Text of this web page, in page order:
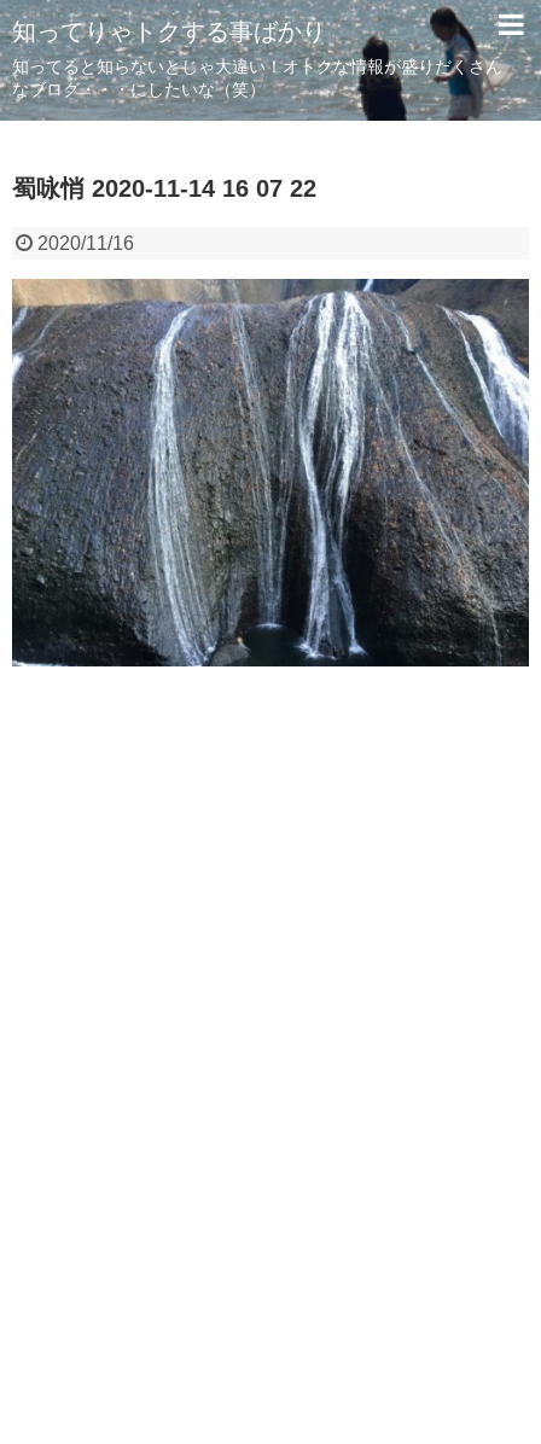
知ってりゃトクする事ばかり
知ってると知らないとじゃ大違い！オトクな情報が盛りだくさん
なブログ・・・にしたいな（笑）
蜀咏悄 2020-11-14 16 07 22
2020/11/16